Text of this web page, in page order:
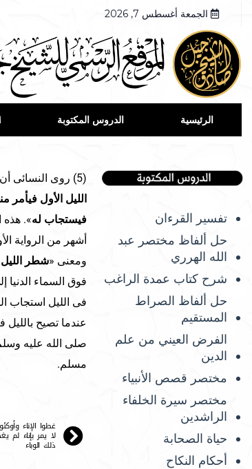
الجمعة أغسطس 7, 2026
الرئيسية الدروس المكتوبة
تفسير القرءان
حل ألفاظ مختصر عبد
الله الهرري
شرح كتاب عمدة الراغب
حل ألفاظ الصراط
المستقيم
الفرض العيني من علم
الدين
مختصر قصص الأنبياء
مختصر سيرة الخلفاء
الراشدين
حياة الصحابة
أحكام النكاح
(5) روى النسائى أن رسول الله صلى الله عليه وسلم قال «
الليل الأول
فيستجاب له». هذه
أشهر من الرواية
ومعنى «شطر الليل
فوق السماء الدنيا
فى الليل استجاب
عندما تصيح بالليل
صلى الله عليه
مسلم.
غطوا الإناء
لا يمر بإناء لم
ذلك الوباء